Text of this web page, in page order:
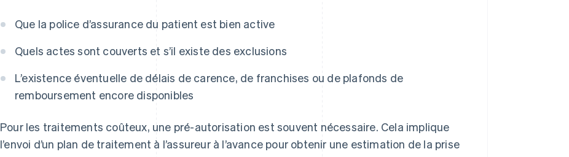
Que la police d’assurance du patient est bien active
Quels actes sont couverts et s’il existe des exclusions
L’existence éventuelle de délais de carence, de franchises ou de plafonds de
remboursement encore disponibles
Pour les traitements coûteux, une pré-autorisation est souvent nécessaire. Cela implique
l’envoi d’un plan de traitement à l’assureur à l’avance pour obtenir une estimation de la prise